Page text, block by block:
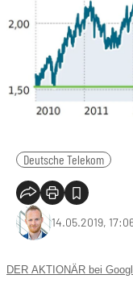
Deutsche Telekom
14.05.2019,
DER AKTIONÄR bei